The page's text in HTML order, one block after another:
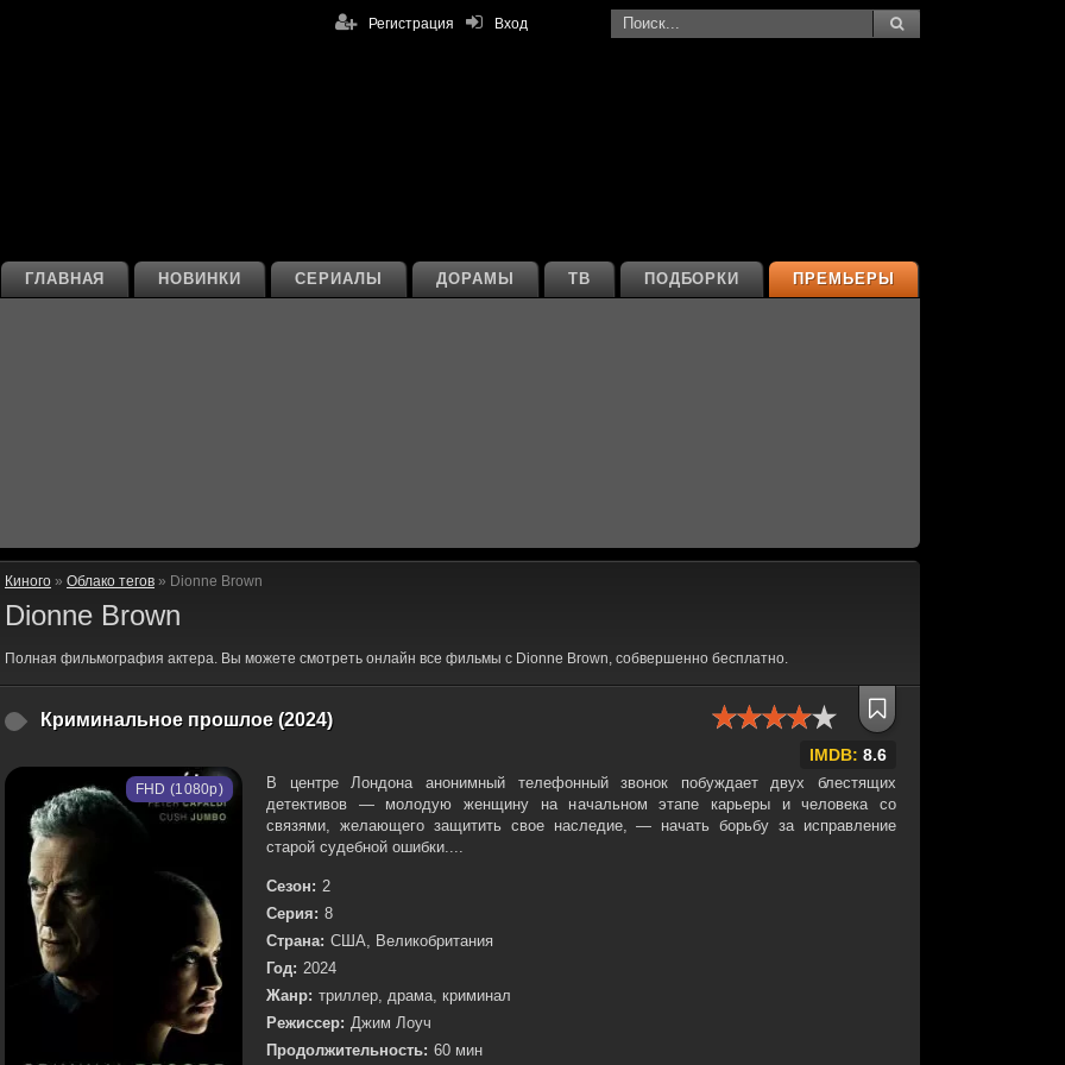
Вход
Регистрация
ПРЕМЬЕРЫ
ПОДБОРКИ
ТВ
ДОРАМЫ
СЕРИАЛЫ
НОВИНКИ
ГЛАВНАЯ
Киного » Облако тегов » Dionne Brown
Dionne Brown
Полная фильмография актера. Вы можете смотреть онлайн все фильмы с Dionne Brown, собвершенно бесплатно.
Криминальное прошлое (2024)
IMDB: 8.6
FHD (1080p)
В центре Лондона анонимный телефонный звонок побуждает двух блестящих
детективов — молодую женщину на начальном этапе карьеры и человека со
связями, желающего защитить свое наследие, — начать борьбу за исправление
старой судебной ошибки....
Сезон: 2
Серия: 8
Страна: США, Великобритания
Год: 2024
Жанр: триллер, драма, криминал
Режиссер: Джим Лоуч
Продолжительность: 60 мин